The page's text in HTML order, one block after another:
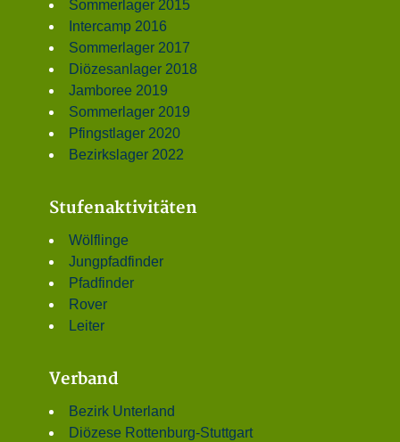
Sommerlager 2015
Intercamp 2016
Sommerlager 2017
Diözesanlager 2018
Jamboree 2019
Sommerlager 2019
Pfingstlager 2020
Bezirkslager 2022
Stufenaktivitäten
Wölflinge
Jungpfadfinder
Pfadfinder
Rover
Leiter
Verband
Bezirk Unterland
Diözese Rottenburg-Stuttgart